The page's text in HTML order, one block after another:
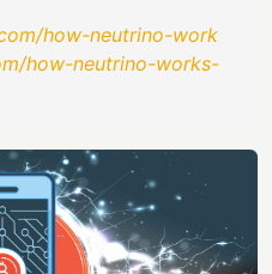
how-neutrino-work
how-neutrino-works-